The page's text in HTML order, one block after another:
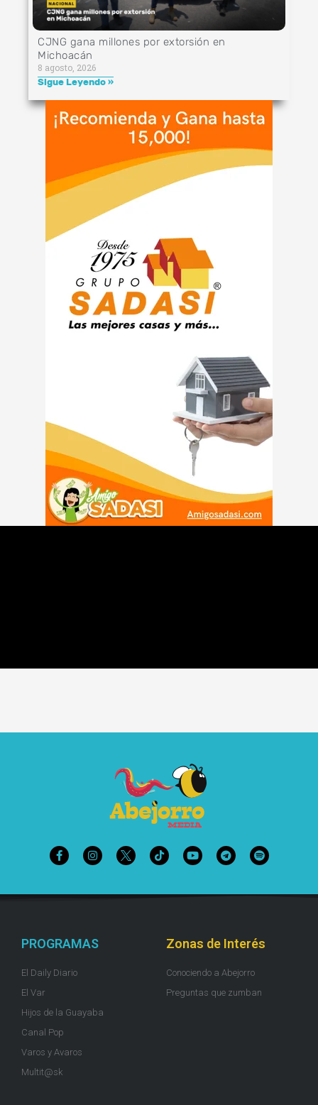
CJNG gana millones por extorsión en
Michoacán
8 agosto, 2026
Sigue Leyendo »
PROGRAMAS
El Daily Diario
El Var
Hijos de la Guayaba
Canal Pop
Varos y Avaros
Multit@sk
Zonas de Interés
Conociendo a Abejorro
Preguntas que zumban